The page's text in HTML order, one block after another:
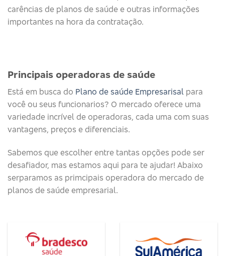
carências de planos de saúde e outras informações
importantes na hora da contratação.
Principais operadoras de saúde​
Está em busca do Plano de saúde Empresarisal para
você ou seus funcionarios? O mercado oferece uma
variedade incrível de operadoras, cada uma com suas
vantagens, preços e diferenciais.
Sabemos que escolher entre tantas opções pode ser
desafiador, mas estamos aqui para te ajudar! Abaixo
serparamos as primcipais operadora do mercado de
planos de saúde empresarial.